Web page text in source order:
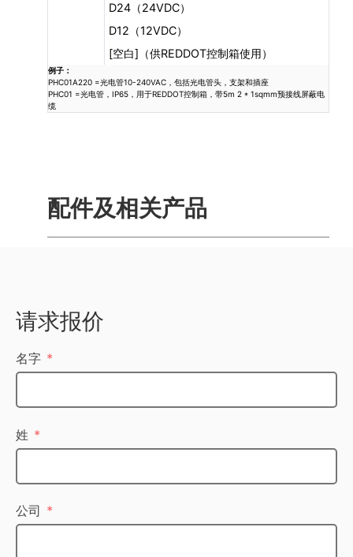
D24（24VDC）
D12（12VDC）
[空白]（供REDDOT控制箱使用）
例子：
PHC01A220 =光电管10-240VAC，包括光电管头，支架和插座
PHC01 =光电管，IP65，用于REDDOT控制箱，带5m 2 * 1sqmm预接线屏蔽电
缆
配件及相关产品
请求报价
名字
姓
公司